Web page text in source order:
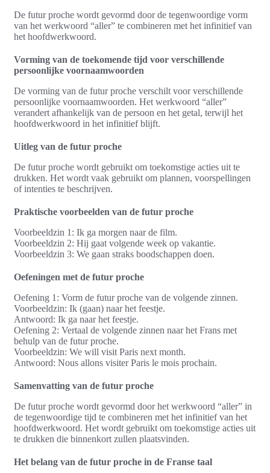
De futur proche wordt gevormd door de tegenwoordige vorm
van het werkwoord “aller” te combineren met het infinitief van
het hoofdwerkwoord.
Vorming van de toekomende tijd voor verschillende
persoonlijke voornaamwoorden
De vorming van de futur proche verschilt voor verschillende
persoonlijke voornaamwoorden. Het werkwoord “aller”
verandert afhankelijk van de persoon en het getal, terwijl het
hoofdwerkwoord in het infinitief blijft.
Uitleg van de futur proche
De futur proche wordt gebruikt om toekomstige acties uit te
drukken. Het wordt vaak gebruikt om plannen, voorspellingen
of intenties te beschrijven.
Praktische voorbeelden van de futur proche
Voorbeeldzin 1: Ik ga morgen naar de film.
Voorbeeldzin 2: Hij gaat volgende week op vakantie.
Voorbeeldzin 3: We gaan straks boodschappen doen.
Oefeningen met de futur proche
Oefening 1: Vorm de futur proche van de volgende zinnen.
Voorbeeldzin: Ik (gaan) naar het feestje.
Antwoord: Ik ga naar het feestje.
Oefening 2: Vertaal de volgende zinnen naar het Frans met
behulp van de futur proche.
Voorbeeldzin: We will visit Paris next month.
Antwoord: Nous allons visiter Paris le mois prochain.
Samenvatting van de futur proche
De futur proche wordt gevormd door het werkwoord “aller” in
de tegenwoordige tijd te combineren met het infinitief van het
hoofdwerkwoord. Het wordt gebruikt om toekomstige acties uit
te drukken die binnenkort zullen plaatsvinden.
Het belang van de futur proche in de Franse taal